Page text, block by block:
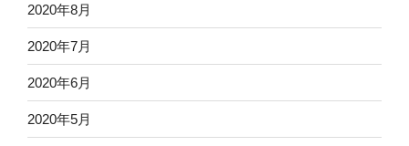
2020年8月
2020年7月
2020年6月
2020年5月